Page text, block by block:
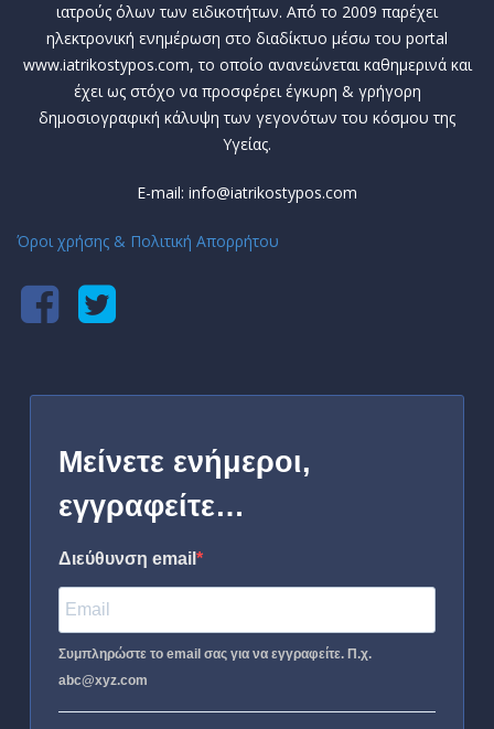
ιατρούς όλων των ειδικοτήτων. Από το 2009 παρέχει
ηλεκτρονική ενημέρωση στο διαδίκτυο μέσω του portal
www.iatrikostypos.com, το οποίο ανανεώνεται καθημερινά και
έχει ως στόχο να προσφέρει έγκυρη & γρήγορη
δημοσιογραφική κάλυψη των γεγονότων του κόσμου της
Υγείας.
E-mail: info@iatrikostypos.com
Όροι χρήσης & Πολιτική Απορρήτου
Μείνετε ενήμεροι,
εγγραφείτε…
Διεύθυνση email
Συμπληρώστε το email σας για να εγγραφείτε. Π.χ.
abc@xyz.com